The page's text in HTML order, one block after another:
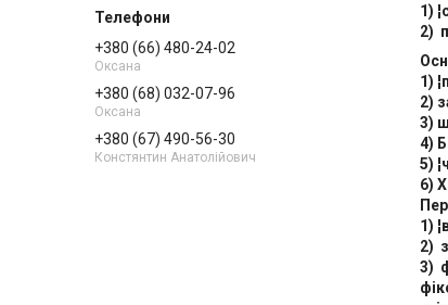
1)
2)
1)
2)
3)
4)
5)
6)
1)
2)
3)
+380 (66) 480-24-02
Оксана
+380 (68) 032-07-96
Оксана
+380 (67) 490-56-30
Констянтин Анатолійович